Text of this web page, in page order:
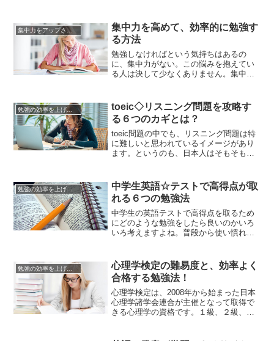
えました。道で外国人に声をかけられた
こともしばしば。そのような機会がある
と、「もっと英語を話せるようになりた
い」と、考える人も多いはず。しか...
集中力をアップさせる方法
集中力を高めて、効率的に勉強す
る方法
勉強しなければという気持ちはあるの
に、集中力がない。この悩みを抱えてい
る人は決して少なくありません。集中し
いでしょうか。しかし、集中力があるか
どうかは、生まれつきのものではありま
せん。訓練したり環境を整えたりするこ
とで誰でも集中力を高めることは可能...
勉強の効率を上げる方法
toeic◇リスニング問題を攻略す
る６つのカギとは？
toeic問題の中でも、リスニング問題は特
に難しいと思われているイメージがあり
ます。というのも、日本人はそもそも英
すことが可能なのですが、リスニングの
場合はいったん聞き逃せばおしまい。セ
カンドチャンスのない一発勝負ですよ
ね。でも、そんなtoeicリス...
勉強の効率を上げる方法
中学生英語☆テストで高得点が取
れる６つの勉強法
中学生の英語テストで高得点を取るため
にどのような勉強をしたら良いのかいろ
いろ考えますよね。普段から使い慣れて
ものです。外国の文化や考え方など、情
報が入ってくるだけでは「楽しそう」と
思えても、実際、中学生の授業で「英
語」として勉強をしてみると「楽しい...
勉強の効率を上げる方法
心理学検定の難易度と、効率よく
合格する勉強法！
心理学検定は、2008年から始まった日本
心理学諸学会連合が主催となって取得で
きる心理学の資格です。１級、２級、特